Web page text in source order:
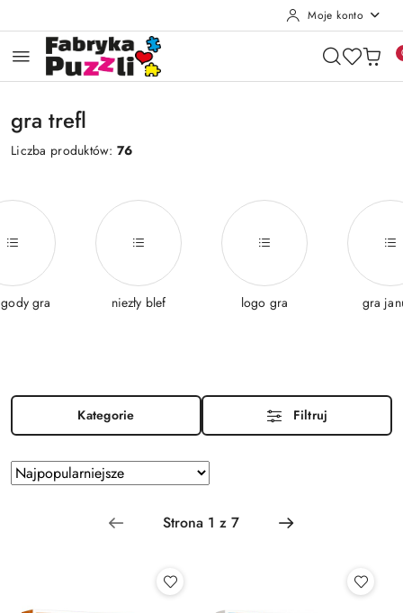
Moje konto
gra trefl
Liczba produktów:76
gra niezły blef logo gra gra
Kategorie Filtruj
Zastosowano
sortowanie:
Najpopularniejsze.
Sortuj
według